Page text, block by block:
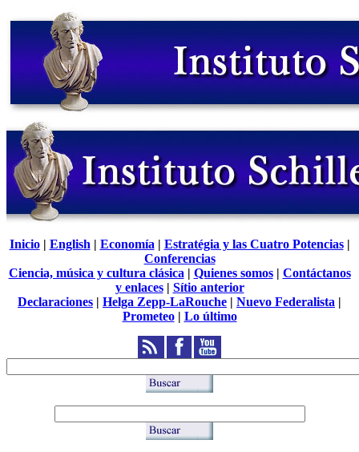
Inicio| English | Economía | Estratégia y las Cuatro Potencias|
Conferencias
Ciencia, música y cultura clásica | Quienes somos| Contáctanos
y enlaces| Sítio anterior
Declaraciones | Helga Zepp-LaRouche | Nuevo Federalista |
Prometeo| Lo último